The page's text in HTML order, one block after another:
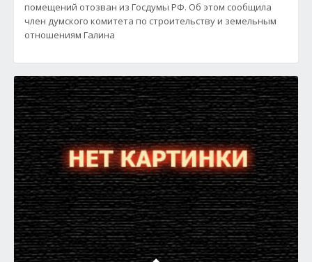
помещений отозван из Госдумы РФ. Об этом сообщила
член думского комитета по строительству и земельным
отношениям Галина